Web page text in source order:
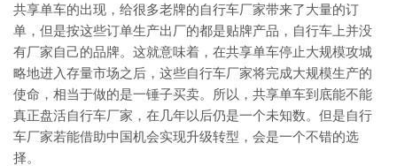
共享单车的出现，给很多老牌的自行车厂家带来了大量的订
单，但是按这些订单生产出厂的都是贴牌产品，自行车上并没
有厂家自己的品牌。这就意味着，在共享单车停止大规模攻城
略地进入存量市场之后，这些自行车厂家将完成大规模生产的
使命，相当于做的是一锤子买卖。所以，共享单车到底能不能
真正盘活自行车厂家，在几年以后仍是一个未知数。但是自行
车厂家若能借助中国机会实现升级转型，会是一个不错的选
择。